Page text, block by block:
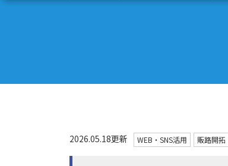
2026.05.18更新 WEB・SNS活用 販路開拓